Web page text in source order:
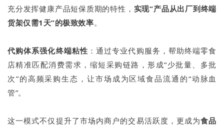
充分发挥健康产品短保质期的特性， 实现“产品从出厂到终端
货架仅需1天”的极致效率。
代购体系强化终端粘性 ：通过专业代购服务，帮助终端零食
店精准匹配消费需求，缩短采购链路，形成“少批量、多批
次”的高频采购生态，让市场成为区域食品流通的“动脉血
管”。
这一模式不仅提升了市场内商户的交易活跃度，更成为食品